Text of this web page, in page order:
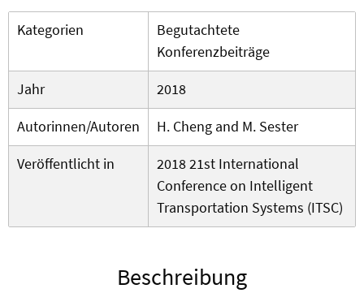
Kategorien
Begutachtete
Konferenzbeiträge
Jahr
2018
Autorinnen/Autoren
H. Cheng and M. Sester
Veröffentlicht in
2018 21st International
Conference on Intelligent
Transportation Systems (ITSC)
Beschreibung